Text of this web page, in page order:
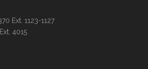
Ext. 1123-1127
4015